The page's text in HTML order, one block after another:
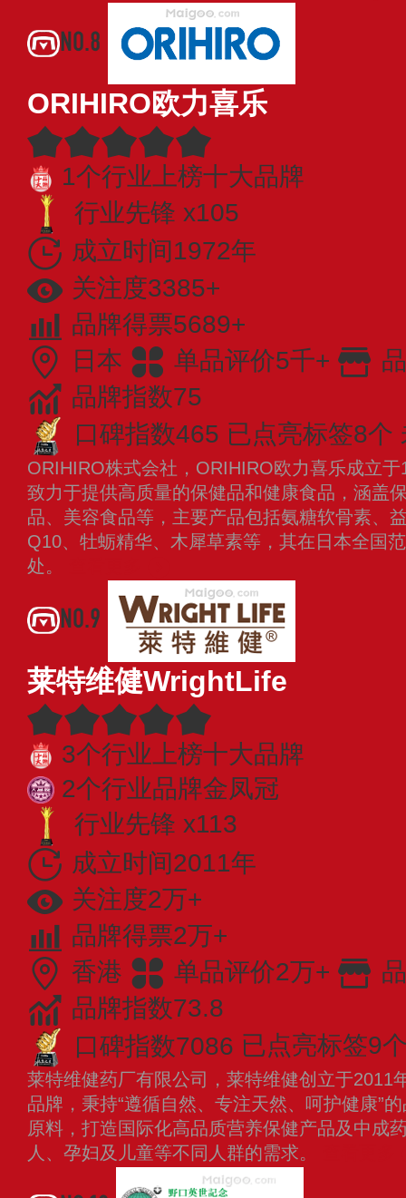
NO.8
ORIHIRO欧力喜乐
1个行业上榜十大品牌
行业先锋 x105
成立时间1972年
关注度3385+
品牌得票5689+
日本
单品评价5千+
品牌指数75
口碑指数465 已点亮标签8个
ORIHIRO株式会社，ORIHIRO欧力喜乐成立
致力于提供高质量的保健品和健康食品，涵盖
品、美容食品等，主要产品包括氨糖软骨素、
Q10、牡蛎精华、木犀草素等，其在日本全国
处。
NO.9
莱特维健WrightLife
3个行业上榜十大品牌
2个行业品牌金凤冠
行业先锋 x113
成立时间2011年
关注度2万+
品牌得票2万+
香港
单品评价2万+
品牌指数73.8
口碑指数7086 已点亮标签9
莱特维健药厂有限公司，莱特维健创立于2011
品牌，秉持“遵循自然、专注天然、呵护健康”
原料，打造国际化高品质营养保健产品及中成
人、孕妇及儿童等不同人群的需求。